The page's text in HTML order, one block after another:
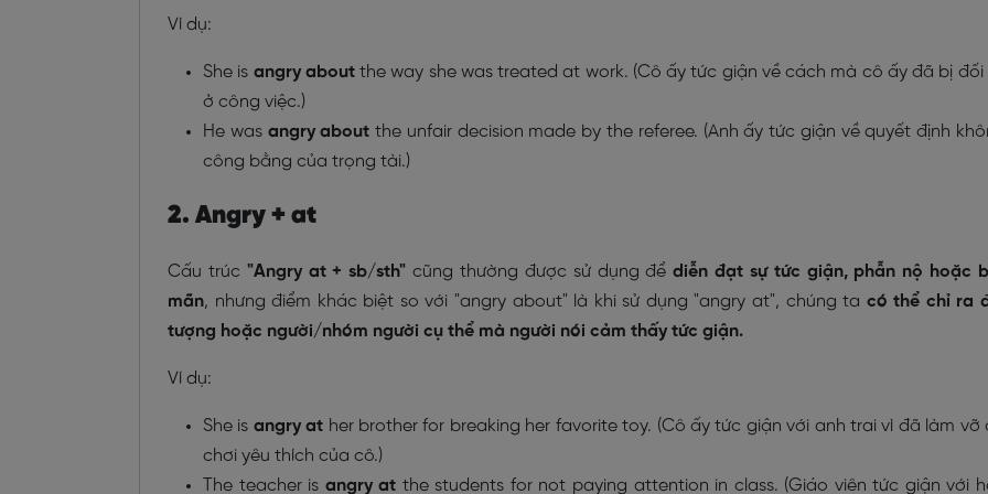
Ví dụ:
She is angry aboutthe way she was treated at work. (Cô ấy tức giận về cách mà cô ấy đã bị đối
ở công việc.)
He was angry aboutthe unfair decision made by the referee. (Anh ấy tức giận về quyết định
công bằng của trọng tài.)
2. Angry + at
Cấu trúc "Angry at + sb/sth"cũng thường được sử dụng đểdiễn đạt sự tức giận, phẫn nộ hoặc
mãn, nhưng điểm khác biệt so với "angry about" là khi sử dụng "angry at", chúng ta có thể chỉ ra
tượng hoặc người/nhóm người cụ thể mà người nói cảm thấy tức giận.
Ví dụ:
She is angry at her brother for breaking her favorite toy. (Cô ấy tức giận với anh trai vì đã làm vỡ
chơi yêu thích của cô.)
The teacher is angry at the students for not paying attention in class. (Giáo viên tức giận với